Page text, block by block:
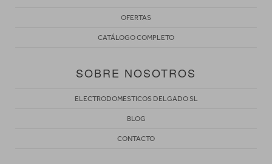
OFERTAS
CATÁLOGO COMPLETO
SOBRE NOSOTROS
ELECTRODOMESTICOS DELGADO SL
BLOG
CONTACTO